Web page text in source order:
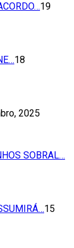
19
18
2025
SOBRAL…
15